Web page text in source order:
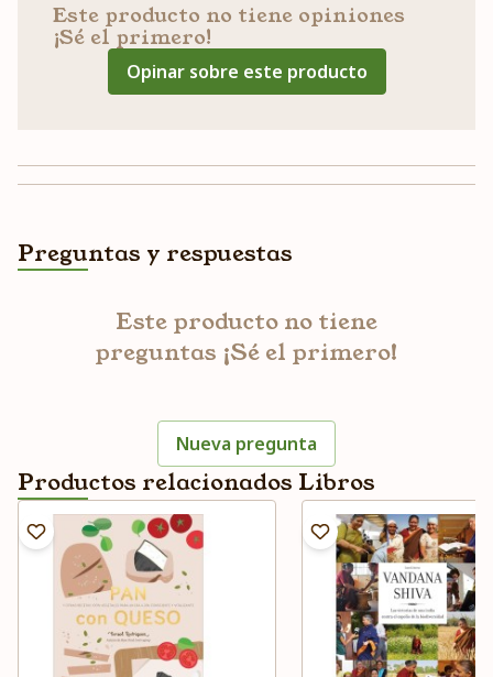
Este producto no tiene opiniones
¡Sé el primero!
Opinar sobre este producto
Preguntas y respuestas
Este producto no tiene
preguntas ¡Sé el primero!
Nueva pregunta
Productos relacionados Libros